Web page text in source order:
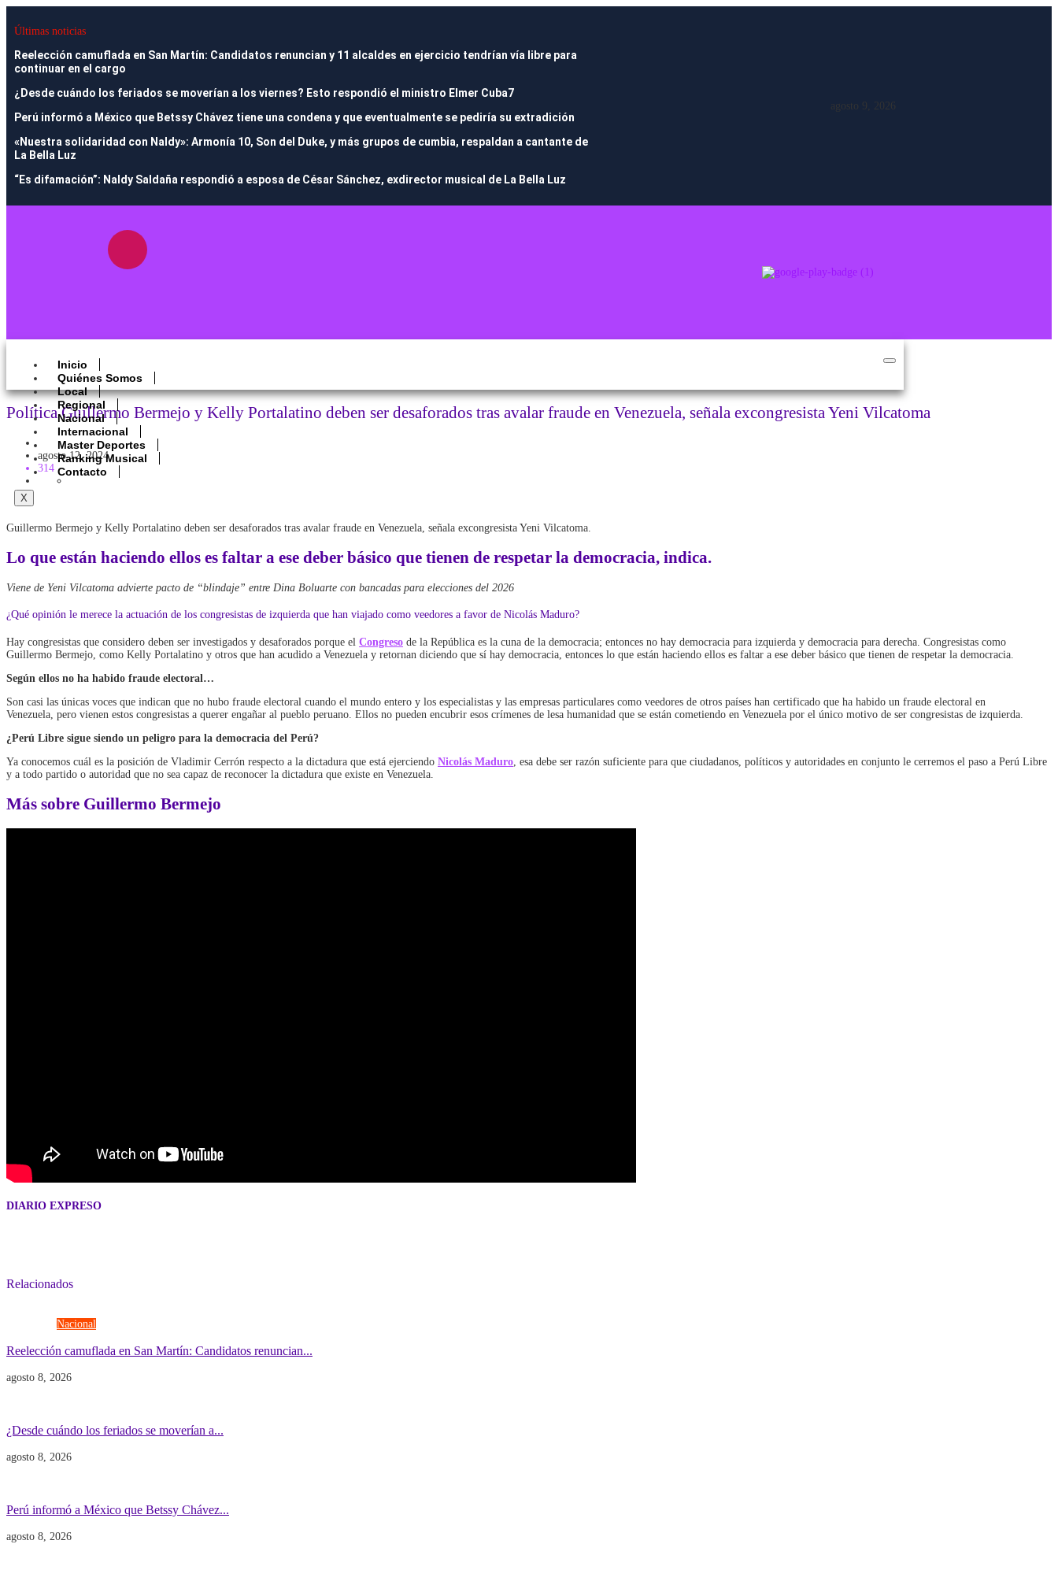
Últimas noticias
Reelección camuflada en San Martín: Candidatos renuncian y 11 alcaldes en ejercicio tendrían vía libre para
continuar en el cargo
¿Desde cuándo los feriados se moverían a los viernes? Esto respondió el ministro Elmer Cuba7
Perú informó a México que Betssy Chávez tiene una condena y que eventualmente se pediría su extradición
«Nuestra solidaridad con Naldy»: Armonía 10, Son del Duke, y más grupos de cumbia, respaldan a cantante de
La Bella Luz
“Es difamación”: Naldy Saldaña respondió a esposa de César Sánchez, exdirector musical de La Bella Luz
agosto 9, 2026
Inicio
Quiénes Somos
Local
Regional
Nacional
Internacional
Master Deportes
Ranking Musical
Contacto
X
Política Guillermo Bermejo y Kelly Portalatino deben ser desaforados tras avalar fraude en Venezuela, señala excongresista Yeni Vilcatoma
Politica
agosto 12, 2024
314
Guillermo Bermejo y Kelly Portalatino deben ser desaforados tras avalar fraude en Venezuela, señala excongresista Yeni Vilcatoma.
Lo que están haciendo ellos es faltar a ese deber básico que tienen de respetar la democracia, indica.
Viene de Yeni Vilcatoma advierte pacto de “blindaje” entre Dina Boluarte con bancadas para elecciones del 2026
¿Qué opinión le merece la actuación de los congresistas de izquierda que han viajado como veedores a favor de Nicolás Maduro?
Hay congresistas que considero deben ser investigados y desaforados porque el Congreso de la República es la cuna de la democracia; entonces no hay democracia para izquierda y democracia para derecha. Congresistas como
Guillermo Bermejo, como Kelly Portalatino y otros que han acudido a Venezuela y retornan diciendo que sí hay democracia, entonces lo que están haciendo ellos es faltar a ese deber básico que tienen de respetar la democracia.
Según ellos no ha habido fraude electoral…
Son casi las únicas voces que indican que no hubo fraude electoral cuando el mundo entero y los especialistas y las empresas particulares como veedores de otros países han certificado que ha habido un fraude electoral en
Venezuela, pero vienen estos congresistas a querer engañar al pueblo peruano. Ellos no pueden encubrir esos crímenes de lesa humanidad que se están cometiendo en Venezuela por el único motivo de ser congresistas de izquierda.
¿Perú Libre sigue siendo un peligro para la democracia del Perú?
Ya conocemos cuál es la posición de Vladimir Cerrón respecto a la dictadura que está ejerciendo Nicolás Maduro , esa debe ser razón suficiente para que ciudadanos, políticos y autoridades en conjunto le cerremos el paso a Perú Libre
y a todo partido o autoridad que no sea capaz de reconocer la dictadura que existe en Venezuela.
Más sobre Guillermo Bermejo
DIARIO EXPRESO
Relacionados
Nacional
Reelección camuflada en San Martín: Candidatos renuncian...
agosto 8, 2026
¿Desde cuándo los feriados se moverían a...
agosto 8, 2026
Perú informó a México que Betssy Chávez...
agosto 8, 2026